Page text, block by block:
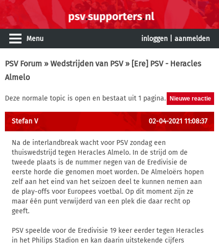
Menu inloggen aanmelden
PSV Forum » Wedstrijden van PSV» [Ere] PSV - Heracles
Almelo
Deze normale topic is open en bestaat uit 1 pagina.
Stefan V 02-04-2021 11:08:37
Na de interlandbreak wacht voor PSV zondag een
thuiswedstrijd tegen Heracles Almelo. In de strijd om de
tweede plaats is de nummer negen van de Eredivisie de
eerste horde die genomen moet worden. De Almeloërs hopen
zelf aan het eind van het seizoen deel te kunnen nemen aan
de play-offs voor Europees voetbal. Op dit moment zijn ze
maar één punt verwijderd van een plek die daar recht op
geeft.
PSV speelde voor de Eredivisie 19 keer eerder tegen Heracles
in het Philips Stadion en kan daarin uitstekende cijfers